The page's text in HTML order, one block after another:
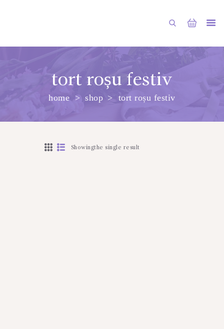
tort roșu festiv
home shop tort roșu festiv
ГЛАВНАЯ
МАГАЗИН
Showingthe single result